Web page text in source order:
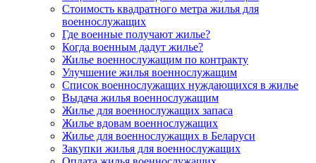
Стоимость квадратного метра жилья для
военнослужащих
Где военные получают жилье?
Когда военным дадут жилье?
Жилье военнослужащим по контракту
Улучшение жилья военнослужащим
Список военнослужащих нуждающихся в жилье
Выдача жилья военнослужащим
Жилье для военнослужащих запаса
Жилье вдовам военнослужащих
Жилье для военнослужащих в Беларуси
Закупки жилья для военнослужащих